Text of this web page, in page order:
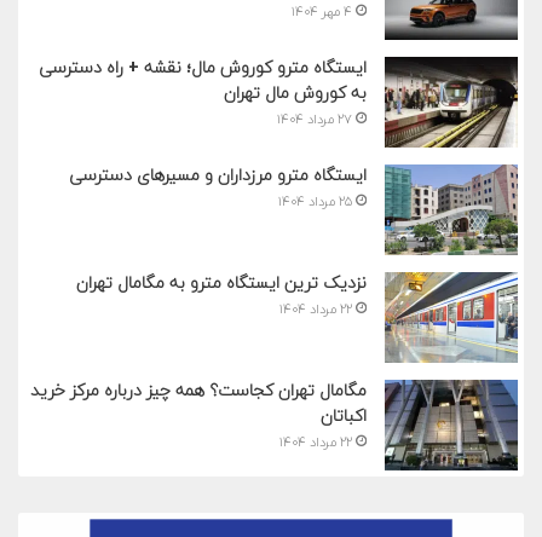
۴ مهر ۱۴۰۴
ایستگاه مترو کوروش مال؛ نقشه + راه دسترسی
به کوروش مال تهران
۲۷ مرداد ۱۴۰۴
ایستگاه مترو مرزداران و مسیرهای دسترسی
۲۵ مرداد ۱۴۰۴
نزدیک ترین ایستگاه مترو به مگامال تهران
۲۲ مرداد ۱۴۰۴
مگامال تهران کجاست؟ همه چیز درباره مرکز خرید
اکباتان
۲۲ مرداد ۱۴۰۴